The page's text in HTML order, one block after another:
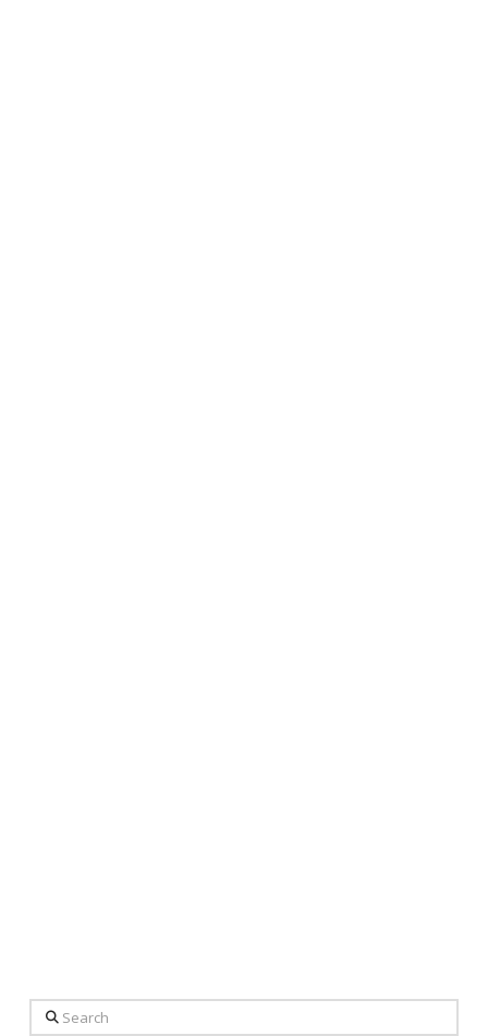
Search